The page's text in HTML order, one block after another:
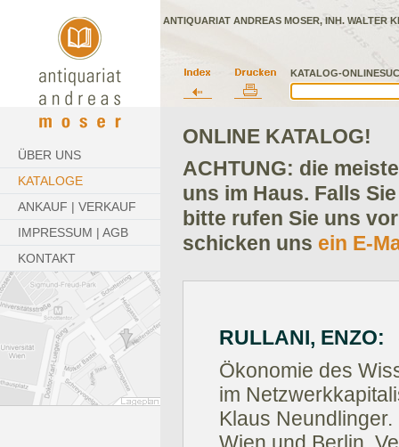
KATALOG-
ANTIQUARIAT ANDREAS MOSER, INH. WALTER
ÜBER UNS
KATALOGE
ANKAUF | VERKAUF
IMPRESSUM | AGB
KONTAKT
ONLINE KATALOG!
ACHTUNG: die
uns im Haus. Falls
bitte rufen Sie uns
schicken uns ein E-
RULLANI, ENZO:
Ökonomie des
im
Klaus Neundlinger.
Wien und Berlin,